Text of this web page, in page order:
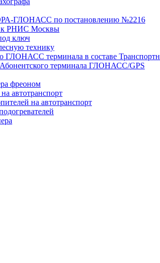
ГЛОНАСС по постановлению №2216
РНИС Москвы
ключ
технику
ГЛОНАСС терминала в составе
терминала ГЛОНАСС/GPS
фреоном
автотранспорт
на автотранспорт